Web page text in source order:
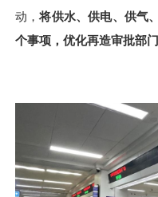
动，将供水、供电、供气
个事项，优化再造审批部